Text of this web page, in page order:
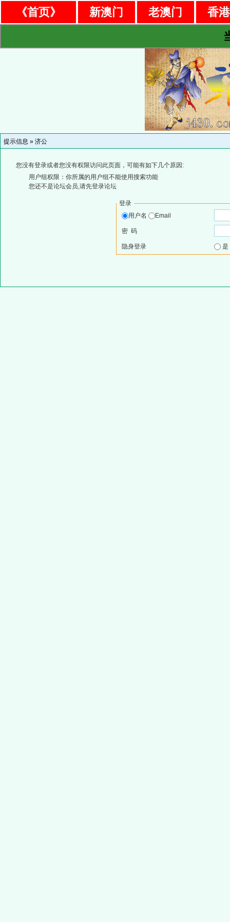
《首页》 新澳门 老澳门
香
提示信息 » 济公
您没有登录或者您没有权限访问此页面，可能有如下几个原因:
用户组权限：你所属的用户组不能使用搜索功能
您还不是论坛会员,请先登录论坛
登录
用户名
Email
密 码
隐身登录